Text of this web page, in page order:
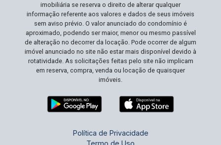
imobiliária se reserva o direito de alterar qualquer
informação referente aos valores e dados de seus imóveis
sem aviso prévio. O valor anunciado do condomínio é
aproximado, podendo ser maior, menor ou mesmo passível
de alteração no decorrer da locação. Pode ocorrer de algum
imóvel anunciado no site não estar mais disponível devido à
rotatividade. As solicitações feitas pelo site não implicam
em reserva, compra, venda ou locação de quaisquer
imóveis.
Política de Privacidade